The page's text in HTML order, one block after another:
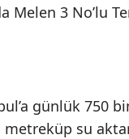
Melen 3 No’lu
günlük 750
su